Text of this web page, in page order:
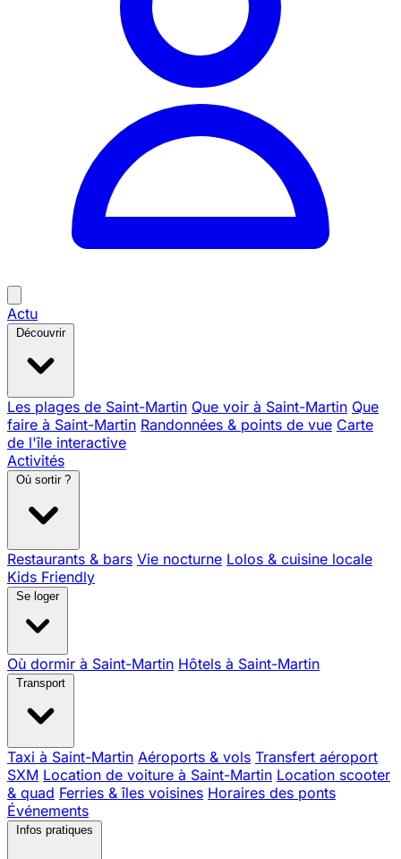
Actu
Découvrir
Les plages de Saint-Martin Que voir à Saint-Martin Que
faire à Saint-Martin Randonnées & points de vue Carte
de l'île interactive
Activités
Où sortir ?
Restaurants & bars Vie nocturne Lolos & cuisine locale
Kids Friendly
Se loger
Où dormir à Saint-Martin Hôtels à Saint-Martin
Transport
Taxi à Saint-Martin Aéroports & vols Transfert aéroport
SXM Location de voiture à Saint-Martin Location scooter
& quad Ferries & îles voisines Horaires des ponts
Événements
Infos pratiques